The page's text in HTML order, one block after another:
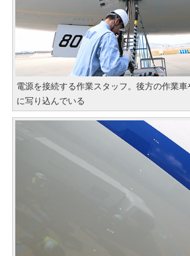
電源を接続する作業スタッフ。後方の作業
に写り込んでいる